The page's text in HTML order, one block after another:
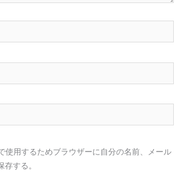
使用するためブラウザーに自分の名前、メール
する。